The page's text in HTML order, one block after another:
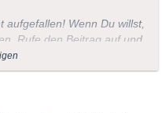
aufgefallen! Wenn Du willst,
Rufe den Beitrag auf und
aus dem Ü leicht ein I